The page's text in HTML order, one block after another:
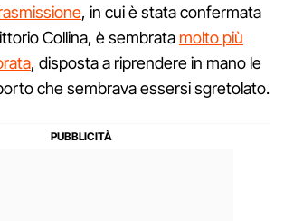
, in cui è stata confermata
Collina, è sembrata molto più
, disposta a riprendere in mano le
che sembrava essersi sgretolato.